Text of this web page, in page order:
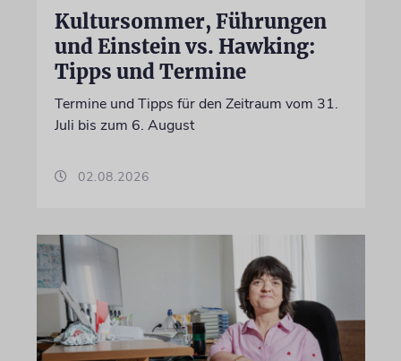
Kultursommer, Führungen
und Einstein vs. Hawking:
Tipps und Termine
Termine und Tipps für den Zeitraum vom 31.
Juli bis zum 6. August
02.08.2026